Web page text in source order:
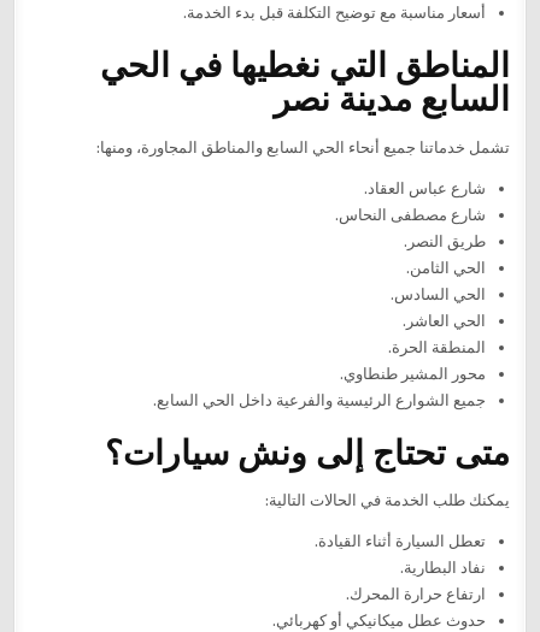
أسعار مناسبة مع توضيح التكلفة قبل بدء الخدمة.
المناطق التي نغطيها في الحي
السابع مدينة نصر
تشمل خدماتنا جميع أنحاء الحي السابع والمناطق المجاورة، ومنها:
شارع عباس العقاد.
شارع مصطفى النحاس.
طريق النصر.
الحي الثامن.
الحي السادس.
الحي العاشر.
المنطقة الحرة.
محور المشير طنطاوي.
جميع الشوارع الرئيسية والفرعية داخل الحي السابع.
متى تحتاج إلى ونش سيارات؟
يمكنك طلب الخدمة في الحالات التالية:
تعطل السيارة أثناء القيادة.
نفاد البطارية.
ارتفاع حرارة المحرك.
حدوث عطل ميكانيكي أو كهربائي.